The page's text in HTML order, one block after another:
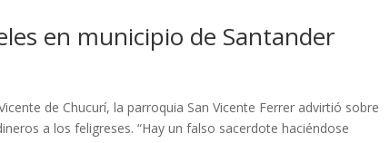
en municipio de Santander
de Chucurí, la parroquia San Vicente Ferrer advirtió sobre
a los feligreses. “Hay un falso sacerdote haciéndose